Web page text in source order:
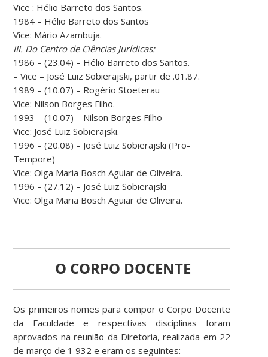
Vice : Hélio Barreto dos Santos.
1984 – Hélio Barreto dos Santos
Vice: Mário Azambuja.
III. Do Centro de Ciências Jurídicas:
1986 – (23.04) – Hélio Barreto dos Santos.
– Vice – José Luiz Sobierajski, partir de .01.87.
1989 – (10.07) – Rogério Stoeterau
Vice: Nilson Borges Filho.
1993 – (10.07) – Nilson Borges Filho
Vice: José Luiz Sobierajski.
1996 – (20.08) – José Luiz Sobierajski (Pro-
Tempore)
Vice: Olga Maria Bosch Aguiar de Oliveira.
1996 – (27.12) – José Luiz Sobierajski
Vice: Olga Maria Bosch Aguiar de Oliveira.
O CORPO DOCENTE
Os primeiros nomes para compor o Corpo Docente
da Faculdade e respectivas disciplinas foram
aprovados na reunião da Diretoria, realizada em 22
de março de 1 932 e eram os seguintes: